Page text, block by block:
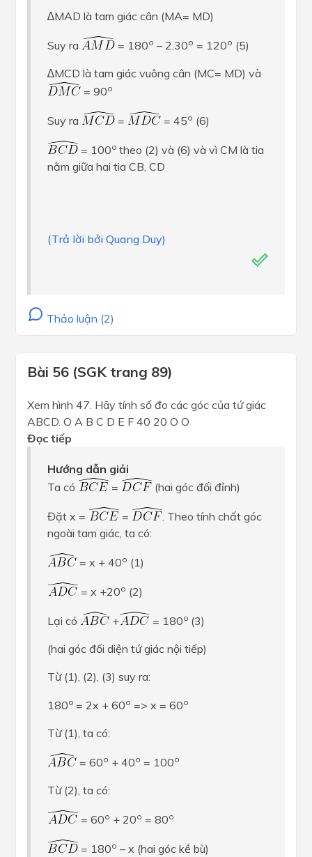
∆MAD là tam giác cân (MA= MD)
Suy ra = 180o – 2.30o = 120o (5)
∆MCD là tam giác vuông cân (MC= MD) và
= 90o
Suy ra = = 45o (6)
= 100o theo (2) và (6) và vì CM là tia
nằm giữa hai tia CB, CD
(Trả lời bởi Quang Duy)
Thảo luận (2)
Bài 56 (SGK trang 89)
Xem hình 47. Hãy tính số đo các góc của tứ giác
ABCD. O A B C D E F 40 20 O O
Đọc tiếp
Hướng dẫn giải
Ta có
= (hai góc đối đỉnh)
Đặt x = =
. Theo tính chất góc
ngoài tam giác, ta có:
= x + 40o (1)
= x +20o (2)
Lại có + = 180o (3)
(hai góc đối diện tứ giác nội tiếp)
Từ (1), (2), (3) suy ra:
180o = 2x + 60o => x = 60o
Từ (1), ta có:
= 60o + 40o = 100o
Từ (2), ta có:
= 60o + 20o = 80o
= 180o – x (hai góc kề bù)